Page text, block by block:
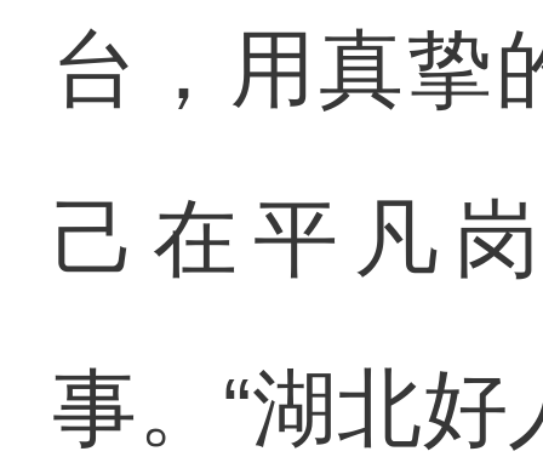
台，用真挚
己在平凡
事。“湖北